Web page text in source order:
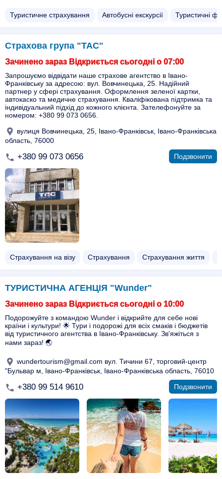
Туристичне страхування Автобусні екскурсії Туристичні
Страхова група "ТАС"
Зачинено зараз Відкриється сьогодні о 07:00
Запрошуємо відвідати наше страхове агентство в Івано-
Франківську за адресою: вул. Вовчинецька, 25. Надійний
партнер у сфері страхування. Оформлення зеленої картки,
автокаско та медичне страхування. Кваліфікована підтримка та
індивідуальний підхід до кожного клієнта. Зателефонуйте за
номером: +380 99 073 0656.
вулиця Вовчинецька, 25, Івано-Франківськ, Івано-Франківська
область, 76000
+380 99 073 0656 Подзвонити
Страхування на візу Страхування Страхування життя
ТУРИСТИЧНА АГЕНЦІЯ "Wunder"
Зачинено зараз Відкриється сьогодні о 10:00
Подорожуйте з командою Wunder і відкрийте для себе нові
країни і культури! 🌟 Тури і подорожі для всіх смаків і бюджетів
від туристичного агентства в Івано-Франківську. Зв'яжіться з
нами зараз! 🌏
wundertourism@gmail.com вул. Тичини 67, торговий-центр
"Бульвар м, Івано-Франківськ, Івано-Франківська область, 76010
+380 99 514 9610 Подзвонити